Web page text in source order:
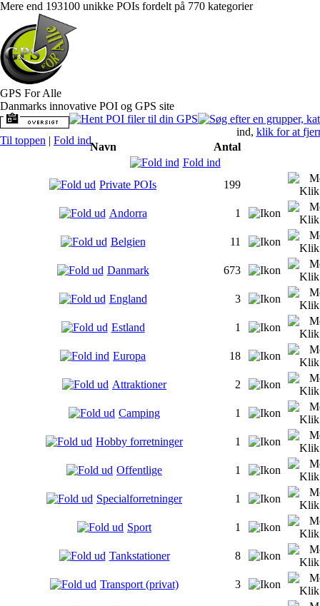
Mere end 193100 unikke POIs fordelt på 770 kategorier
GPS For Alle
Danmarks innovative POI og GPS site
ind, klik for at
Til toppen | Fold ind
Navn
Antal
Fold ind
Private POIs
199
Andorra 1
Belgien 11
Danmark 673
England 3
Estland 1
Europa 18
Attraktioner 2
Camping 1
Hobby forretninger 1
Offentlige 1
Specialforretninger 1
Sport 1
Tankstationer 8
Transport (privat) 3